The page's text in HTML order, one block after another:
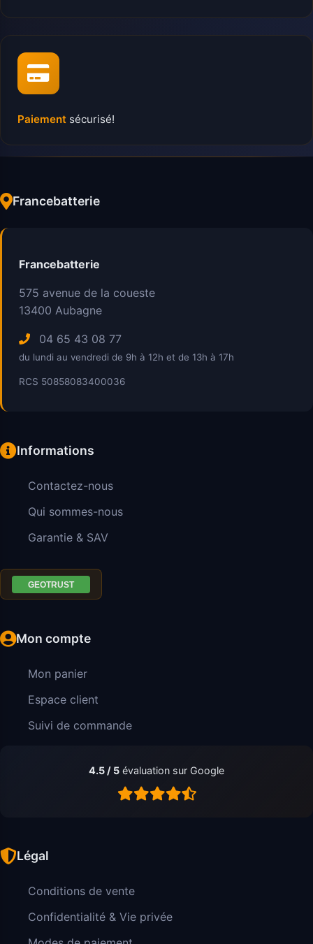
Paiement sécurisé!
Francebatterie
Francebatterie
575 avenue de la coueste
13400 Aubagne
04 65 43 08 77
du lundi au vendredi de 9h à 12h et de 13h à 17h
RCS 50858083400036
Informations
Contactez-nous
Qui sommes-nous
Garantie & SAV
Mon compte
Mon panier
Espace client
Suivi de commande
4.5 / 5 évaluation sur Google
Légal
Conditions de vente
Confidentialité & Vie privée